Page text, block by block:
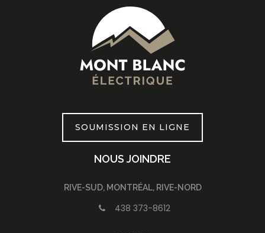
SOUMISSION EN LIGNE
NOUS JOINDRE
RIVE-SUD, MONTRÉAL, RIVE-NORD
438 373-8612